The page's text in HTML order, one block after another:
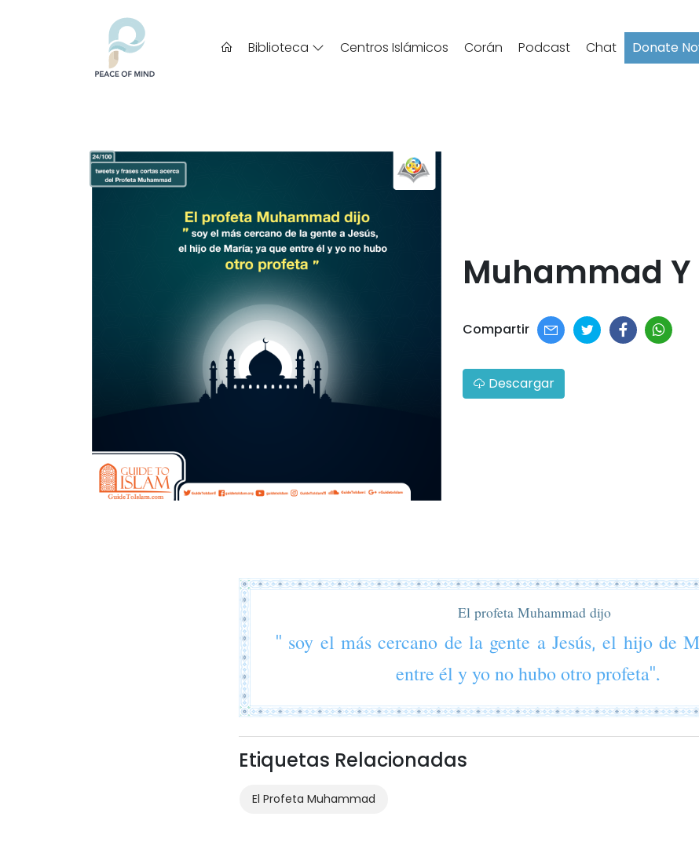
Biblioteca Centros Islámicos Corán Podcast Chat Donate
Muhammad Y
Compartir
Descargar
El profeta Muhammad dijo
" soy el más cercano de la gente a Jesús, el hijo de
entre él y yo no hubo otro profeta".
Etiquetas Relacionadas
El Profeta Muhammad